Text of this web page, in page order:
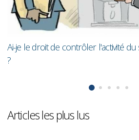
Articles les plus lus